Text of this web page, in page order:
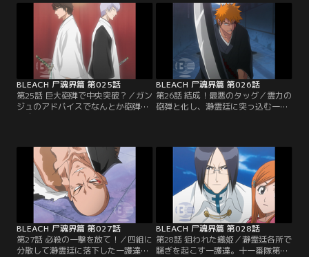
いた目覚まし時計に勝負を中断され
る。現れた時と同様にあっという間
に去って行くイノシシ軍団。ボーゼ
ンとする一護達。翌朝、瀞霊廷に入
る方法を知る『志波空鶴（しばくう
かく）』という人物を…。【提供：
バンダイチャンネル】
である。驚く一護達の前で突入方法
を説明する空鶴。それは一護達を霊
力で固めた砲弾にして志波家が誇る
火筒で打ち上げ、空から瀞霊廷に突
っ込むというとてつもない方法だっ
た。無理やり霊力の砲弾を…。【提
供：バンダイチャンネル】
BLEACH 尸魂界篇 第025話
第25話 巨大砲弾で中央突破？／ガン
ジュのアドバイスでなんとか砲弾の
形成のための霊力のコントロールに
する夜一。しかし砲弾形成の練習で
力を使い果たした一護はその場で気
絶するように眠ってしまう。寝てい
る一護の側で必死に砲弾をコントロ
ールする口上を練習するガンジュ。
瀞霊廷突入には…。【提供：バンダ
イチャンネル】
BLEACH 尸魂界篇 第026話
第26話 結成！最悪のタッグ／霊力の
砲弾と化し、瀞霊廷に突っ込む一護
こんまく）に引っかかってしまう。
必死に霊力を集中して無理やり突入
しようとする一護達。その瞬間、砲
弾が爆発。一護達はバラバラになっ
て瀞霊廷に落ちていく。石田と織
姫、チャド、夜一、そして…。【提
供：バンダイチャンネル】
BLEACH 尸魂界篇 第027話
第27話 必殺の一撃を放て！／四組に
分散して瀞霊廷に落下した一護達。
BLEACH 尸魂界篇 第028話
第28話 狙われた織姫／瀞霊廷各所で
騒ぎを起こす一護達。十一番隊第三